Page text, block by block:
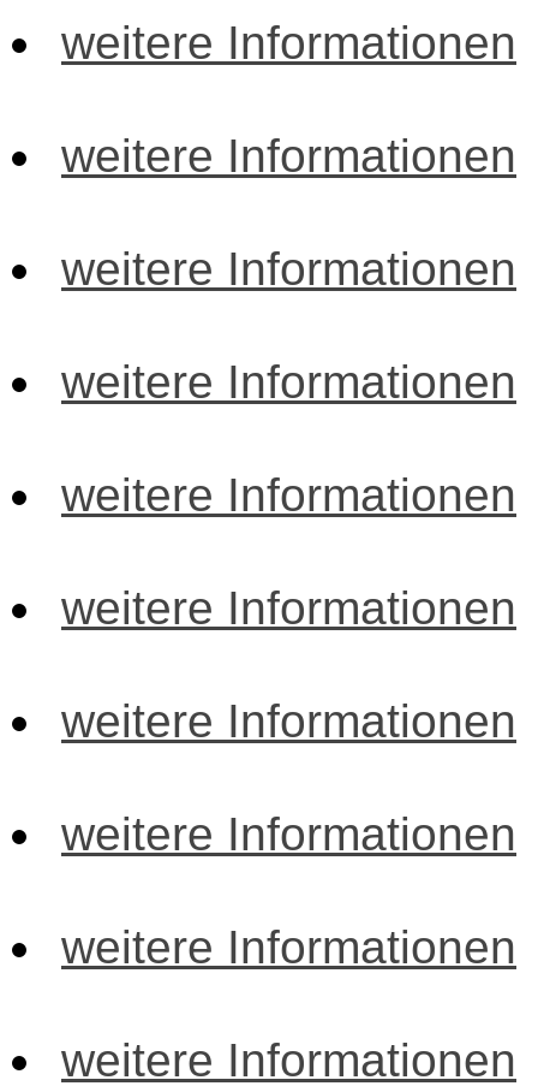
weitere Informationen
weitere Informationen
weitere Informationen
weitere Informationen
weitere Informationen
weitere Informationen
weitere Informationen
weitere Informationen
weitere Informationen
weitere Informationen